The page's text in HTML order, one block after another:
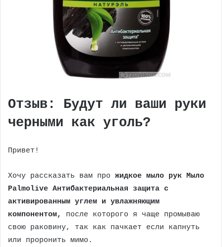
Отзыв: Будут ли ваши руки
черными как уголь?
Привет!
Хочу рассказать вам про жидкое мыло рук Мыло
Palmolive Антибактериальная защита с
активированным углем и увлажняющим
компонентом,
после которого я чаще промываю
свою раковину, так как пачкает если капнуть
или проронить мимо.